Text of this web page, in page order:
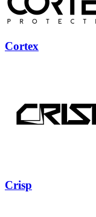
Cortex
Crisp